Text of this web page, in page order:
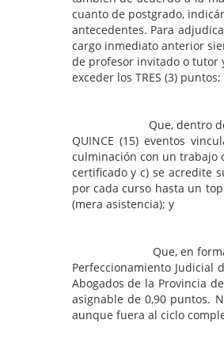
cuanto de postgrado,
antecedentes. Para
cargo inmediato anterior
de profesor invitado o tutor
exceder los TRES (3) puntos;
Que, dentro del rubro
QUINCE (15) eventos
culminación con un trabajo
certificado y c) se acredite
por cada curso hasta un
(mera asistencia); y
Que, en forma
Perfeccionamiento Judicial
Abogados de la Provincia
asignable de 0,90 puntos.
aunque fuera al ciclo